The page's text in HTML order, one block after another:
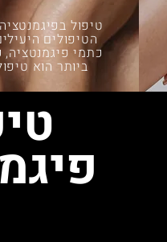
טיפול
הטיפולים
כתמי
ביותר הוא